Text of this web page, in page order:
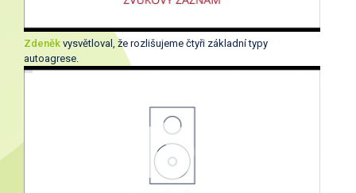
Zdeněk vysvětloval, že rozlišujeme čtyři základní typy
autoagrese.